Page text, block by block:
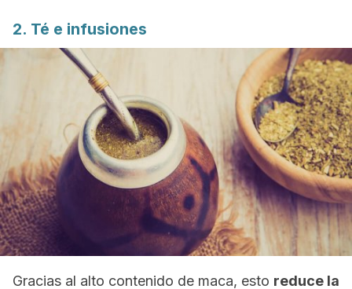
2. Té e infusiones
Gracias al alto contenido de maca, esto reduce la